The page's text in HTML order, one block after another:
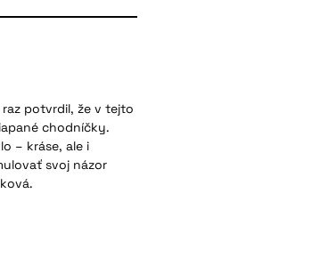
raz potvrdil, že v tejto
chodníčky.
– kráse, ale i
svoj názor